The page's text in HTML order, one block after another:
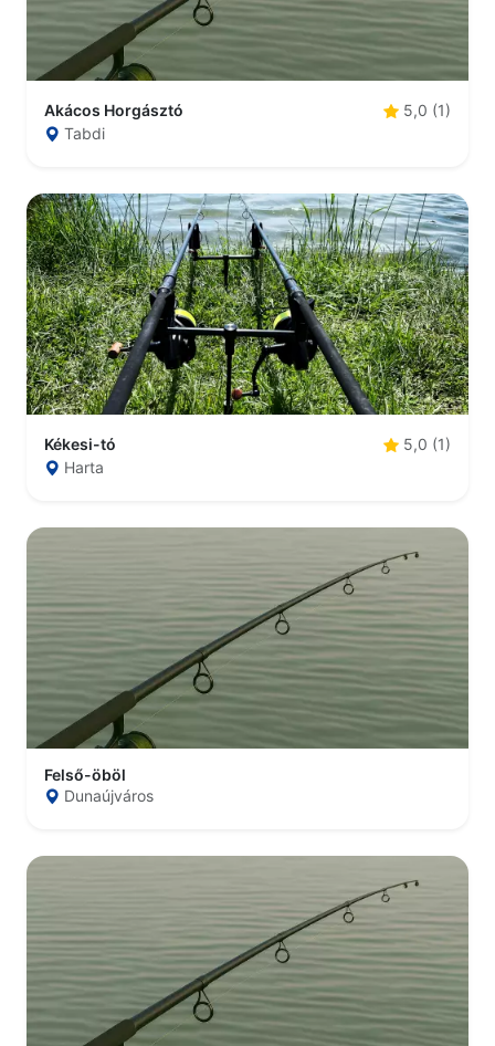
Akácos Horgásztó
5,0 (1)
Tabdi
Kékesi-tó
5,0 (1)
Harta
Felső-öböl
Dunaújváros